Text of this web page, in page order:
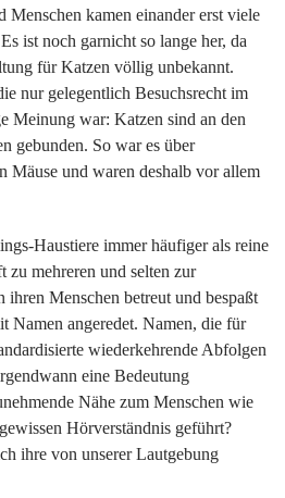
Menschen kamen einander erst viele
ist noch garnicht so lange her, da
für Katzen völlig unbekannt.
nur gelegentlich Besuchsrecht im
Meinung war: Katzen sind an den
gebunden. So war es über
Mäuse und waren deshalb vor allem
Haustiere immer häufiger als reine
zu mehreren und selten zur
ihren Menschen betreut und bespaßt
Namen angeredet. Namen, die für
wiederkehrende Abfolgen
eine Bedeutung
Nähe zum Menschen wie
Hörverständnis geführt?
ihre von unserer Lautgebung